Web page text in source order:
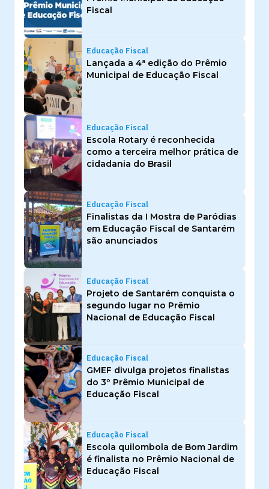
Fiscal
Educação Fiscal
Lançada a 4ª edição do Prêmio
Municipal de Educação Fiscal
Educação Fiscal
Escola Rotary é reconhecida
como a terceira melhor prática de
cidadania do Brasil
Educação Fiscal
Finalistas da I Mostra de Paródias
em Educação Fiscal de Santarém
são anunciados
Educação Fiscal
Projeto de Santarém conquista o
segundo lugar no Prêmio
Nacional de Educação Fiscal
Educação Fiscal
GMEF divulga projetos finalistas
do 3º Prêmio Municipal de
Educação Fiscal
Educação Fiscal
Escola quilombola de Bom Jardim
é finalista no Prêmio Nacional de
Educação Fiscal